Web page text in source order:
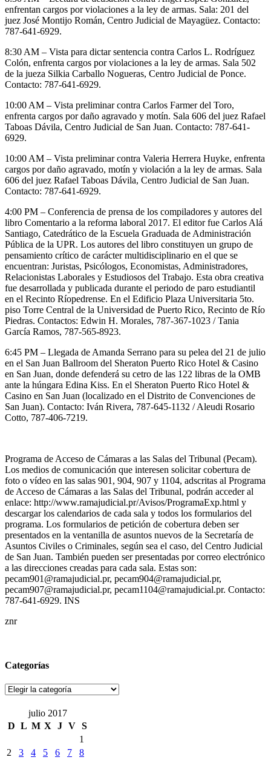
enfrentan cargos por violaciones a la ley de armas. Sala: 201 del
juez José Montijo Román, Centro Judicial de Mayagüez. Contacto:
787-641-6929.
8:30 AM – Vista para dictar sentencia contra Carlos L. Rodríguez
Colón, enfrenta cargos por violaciones a la ley de armas. Sala 502
de la jueza Silkia Carballo Nogueras, Centro Judicial de Ponce.
Contacto: 787-641-6929.
10:00 AM – Vista preliminar contra Carlos Farmer del Toro,
enfrenta cargos por daño agravado y motín. Sala 606 del juez Rafael
Taboas Dávila, Centro Judicial de San Juan. Contacto: 787-641-
6929.
10:00 AM – Vista preliminar contra Valeria Herrera Huyke, enfrenta
cargos por daño agravado, motín y violación a la ley de armas. Sala
606 del juez Rafael Taboas Dávila, Centro Judicial de San Juan.
Contacto: 787-641-6929.
4:00 PM – Conferencia de prensa de los compiladores y autores del
libro Comentario a la reforma laboral 2017. El editor fue Carlos Alá
Santiago, Catedrático de la Escuela Graduada de Administración
Pública de la UPR. Los autores del libro constituyen un grupo de
pensamiento crítico de carácter multidisciplinario en el que se
encuentran: Juristas, Psicólogos, Economistas, Administradores,
Relacionistas Laborales y Estudiosos del Trabajo. Esta obra creativa
fue desarrollada y publicada durante el periodo de paro estudiantil
en el Recinto Ríopedrense. En el Edificio Plaza Universitaria 5to.
piso Torre Central de la Universidad de Puerto Rico, Recinto de Río
Piedras. Contactos: Edwin H. Morales, 787-367-1023 / Tania
García Ramos, 787-565-8923.
6:45 PM – Llegada de Amanda Serrano para su pelea del 21 de julio
en el San Juan Ballroom del Sheraton Puerto Rico Hotel & Casino
en San Juan, donde defenderá su cetro de las 122 libras de la OMB
ante la húngara Edina Kiss. En el Sheraton Puerto Rico Hotel &
Casino en San Juan (localizado en el Distrito de Convenciones de
San Juan). Contacto: Iván Rivera, 787-645-1132 / Aleudi Rosario
Cotto, 787-406-7219.
Programa de Acceso de Cámaras a las Salas del Tribunal (Pecam).
Los medios de comunicación que interesen solicitar cobertura de
foto o vídeo en las salas 901, 904, 907 y 1104, adscritas al Programa
de Acceso de Cámaras a las Salas del Tribunal, podrán acceder al
enlace: http://www.ramajudicial.pr/Avisos/ProgramaExp.html y
descargar los calendarios de cada sala y todos los formularios del
programa. Los formularios de petición de cobertura deben ser
presentados en la ventanilla de asuntos nuevos de la Secretaría de
Asuntos Civiles o Criminales, según sea el caso, del Centro Judicial
de San Juan. También pueden ser presentadas por correo electrónico
a las direcciones creadas para cada sala. Estas son:
pecam901@ramajudicial.pr, pecam904@ramajudicial.pr,
pecam907@ramajudicial.pr, pecam1104@ramajudicial.pr. Contacto:
787-641-6929. INS
znr
Categorías
Categorías
julio 2017
D L M X J V S
1
2
3 4 5 6 7
8